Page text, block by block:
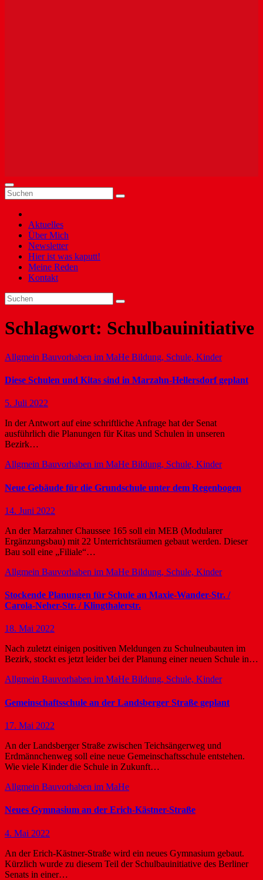
Aktuelles
Über Mich
Newsletter
Hier ist was kaputt!
Meine Reden
Kontakt
Schlagwort: Schulbauinitiative
Allgmein Bauvorhaben im MaHe Bildung, Schule, Kinder
Diese Schulen und Kitas sind in Marzahn-Hellersdorf geplant
5. Juli 2022
In der Antwort auf eine schriftliche Anfrage hat der Senat
ausführlich die Planungen für Kitas und Schulen in unseren
Bezirk…
Allgmein Bauvorhaben im MaHe Bildung, Schule, Kinder
Neue Gebäude für die Grundschule unter dem Regenbogen
14. Juni 2022
An der Marzahner Chaussee 165 soll ein MEB (Modularer
Ergänzungsbau) mit 22 Unterrichtsräumen gebaut werden. Dieser
Bau soll eine „Filiale“…
Allgmein Bauvorhaben im MaHe Bildung, Schule, Kinder
Stockende Planungen für Schule an Maxie-Wander-Str. /
Carola-Neher-Str. / Klingthalerstr.
18. Mai 2022
Nach zuletzt einigen positiven Meldungen zu Schulneubauten im
Bezirk, stockt es jetzt leider bei der Planung einer neuen Schule in…
Allgmein Bauvorhaben im MaHe Bildung, Schule, Kinder
Gemeinschaftsschule an der Landsberger Straße geplant
17. Mai 2022
An der Landsberger Straße zwischen Teichsängerweg und
Erdmännchenweg soll eine neue Gemeinschaftsschule entstehen.
Wie viele Kinder die Schule in Zukunft…
Allgmein Bauvorhaben im MaHe
Neues Gymnasium an der Erich-Kästner-Straße
4. Mai 2022
An der Erich-Kästner-Straße wird ein neues Gymnasium gebaut.
Kürzlich wurde zu diesem Teil der Schulbauinitiative des Berliner
Senats in einer…